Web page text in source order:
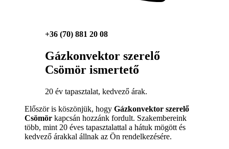
+36 (70) 881 20 08
Gázkonvektor szerelő
Csömör ismertető
20 év tapasztalat, kedvező árak.
Először is köszönjük, hogy Gázkonvektor szerelő
Csömör kapcsán hozzánk fordult. Szakembereink
több, mint 20 éves tapasztalattal a hátuk mögött és
kedvező árakkal állnak az Ön rendelkezésére.